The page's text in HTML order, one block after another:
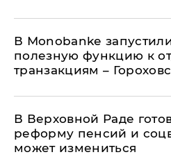
В Мonobankе
полезную функцию к
транзакциям –
В Верховной Раде
реформу пенсий и
может измениться